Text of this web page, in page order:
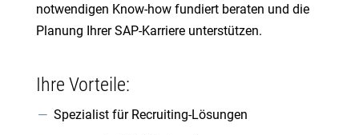
notwendigen Know-how fundiert beraten und die
Planung Ihrer SAP-Karriere unterstützen.
Ihre Vorteile:
Spezialist für Recruiting-Lösungen